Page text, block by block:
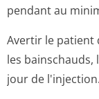
pendant au
Avertir le patient
les bainschauds,
jour de l'injection.